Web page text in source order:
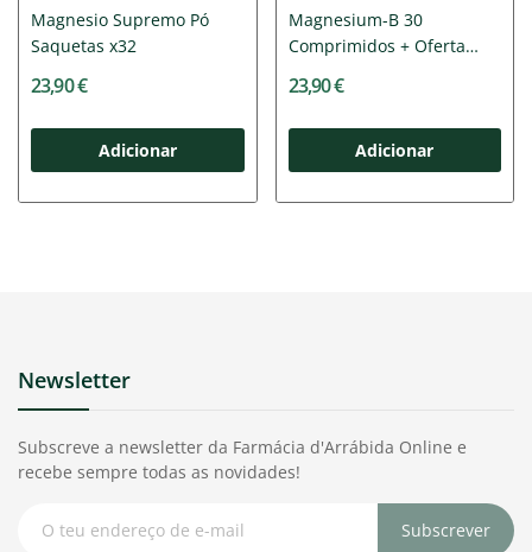
Magnesio Supremo Pó
Saquetas x32
23,90 €
Adicionar
Magnesium-B 30
Comprimidos + Oferta
23,90 €
Adicionar
Newsletter
Subscreve a newsletter da Farmácia d'Arrábida Online e
recebe sempre todas as novidades!
Subscrever